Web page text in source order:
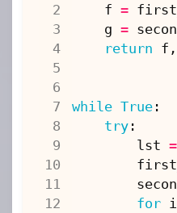
4
f =
g =
return f ,
while True:
try:
lst =
for
i